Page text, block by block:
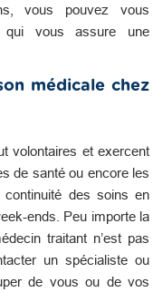
vous pouvez vous
qui vous assure une
médicale chez
volontaires et exercent
de santé ou encore les
des soins en
ends. Peu importe la
traitant n’est pas
un spécialiste ou
de vous ou de vos